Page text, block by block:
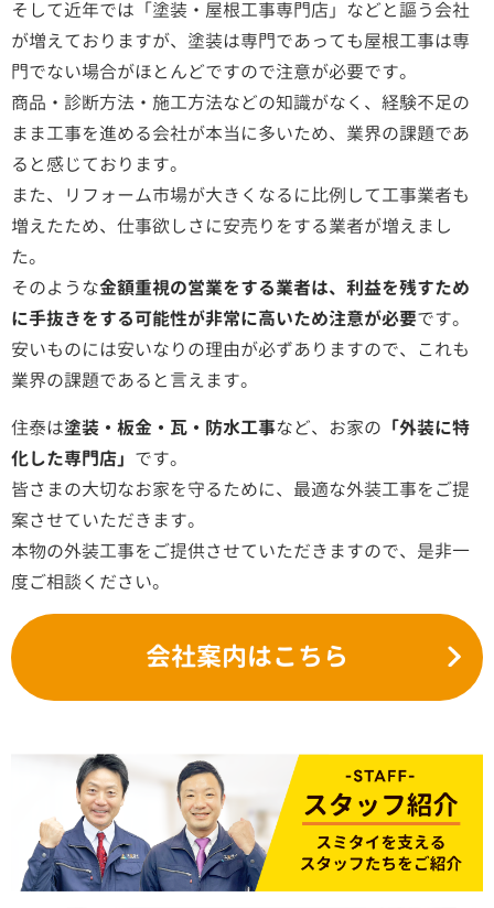
そして近年では「塗装・屋根工事専門店」などと謳う会社
が増えておりますが、塗装は専門であっても屋根工事は専
門でない場合がほとんどですので注意が必要です。
商品・診断方法・施工方法などの知識がなく、経験不足の
まま工事を進める会社が本当に多いため、業界の課題であ
ると感じております。
また、リフォーム市場が大きくなるに比例して工事業者も
増えたため、仕事欲しさに安売りをする業者が増えまし
た。
そのような金額重視の営業をする業者は、利益を残すため
に手抜きをする可能性が非常に高いため注意が必要です。
安いものには安いなりの理由が必ずありますので、これも
業界の課題であると言えます。
住泰は塗装・板金・瓦・防水工事など、お家の 「外装に特
化した専門店」 です。
皆さまの大切なお家を守るために、最適な外装工事をご提
案させていただきます。
本物の外装工事をご提供させていただきますので、是非一
度ご相談ください。
会社案内はこちら